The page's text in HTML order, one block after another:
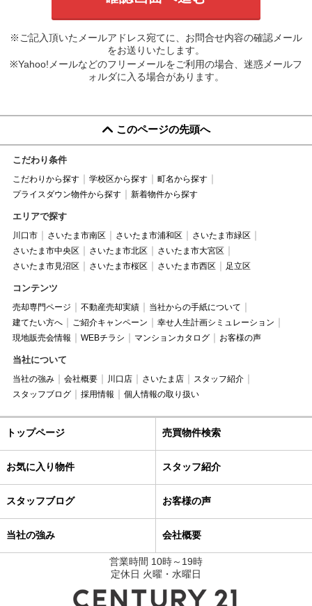
※ご記入頂いたメールアドレス宛てに、お問合せ内容の確認メール
をお送りいたします。
※Yahoo!メールなどのフリーメールをご利用の場合、迷惑メールフ
ォルダに入る場合があります。
このページの先頭へ
こだわり条件
こだわりから探す 学校区から探す
町名から探す
プライスダウン物件から探す
新着物件から探す
エリアで探す
川口市 さいたま市南区 さいたま市浦和区
さいたま市緑区
さいたま市中央区
さいたま市北区
さいたま市大宮区
さいたま市見沼区
さいたま市桜区 さいたま市西区 足立区
コンテンツ
売却専門ページ 不動産売却実績
当社からの手紙について
建てたい方へ
ご紹介キャンペーン
幸せ人生計画シミュレーション
現地販売会情報
WEBチラシ マンションカタログ お客様の声
当社について
当社の強み 会社概要 川口店 さいたま店
スタッフ紹介
スタッフブログ
採用情報 個人情報の取り扱い
トップページ 売買物件検索
お気に入り物件 スタッフ紹介
スタッフブログ お客様の声
当社の強み 会社概要
営業時間 10時～19時
定休日 火曜・水曜日